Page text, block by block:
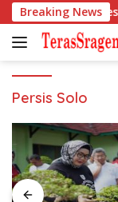
Langsung
ke
konten
Breaking News
S26 Series
Persis Solo